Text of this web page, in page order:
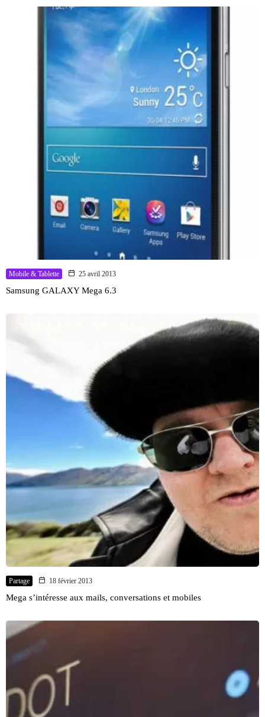
Mobile & Tablette 25 avril 2013
Samsung GALAXY Mega 6.3
Partage 18 février 2013
Mega s’intéresse aux mails, conversations et mobiles